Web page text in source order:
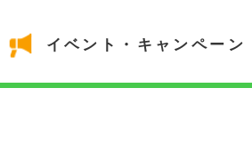
イベント・キャンペーン